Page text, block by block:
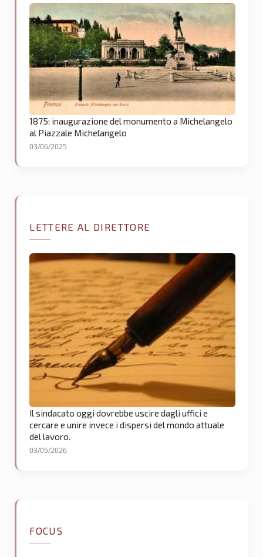
1875: inaugurazione del monumento a Michelangelo
al Piazzale Michelangelo
03/06/2025
LETTERE AL DIRETTORE
Il sindacato oggi dovrebbe uscire dagli uffici e
cercare e unire invece i dispersi del mondo attuale
del lavoro.
03/05/2026
FOCUS